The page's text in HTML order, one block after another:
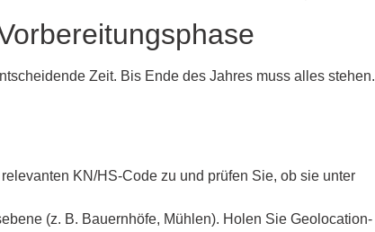
Zeit. Bis Ende des Jahres muss alles stehen.
KN/HS-Code zu und prüfen Sie, ob sie unter
(z. B. Bauernhöfe, Mühlen). Holen Sie Geolocation-